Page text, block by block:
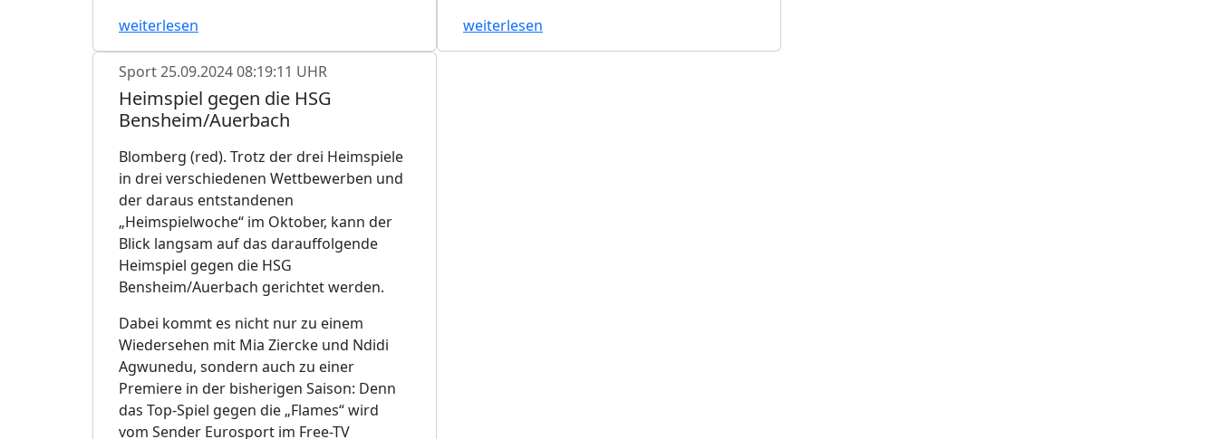
weiterlesen
weiterlesen
Sport25.09.2024 08:19:11 UHR
Heimspiel gegen die HSG
Bensheim/Auerbach
Blomberg (red). Trotz der drei Heimspiele
in drei verschiedenen Wettbewerben und
der daraus entstandenen
„Heimspielwoche“ im Oktober, kann der
Blick langsam auf das darauffolgende
Heimspiel gegen die HSG
Bensheim/Auerbach gerichtet werden.
Dabei kommt es nicht nur zu einem
Wiedersehen mit Mia Ziercke und Ndidi
Agwunedu, sondern auch zu einer
Premiere in der bisherigen Saison: Denn
das Top-Spiel gegen die „Flames“ wird
vom Sender Eurosport im Free-TV